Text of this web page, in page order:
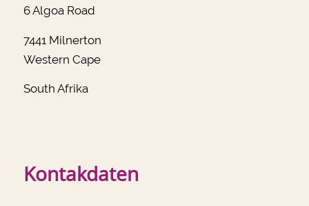
6 Algoa Road
7441 Milnerton
Western Cape
South Afrika
Kontakdaten